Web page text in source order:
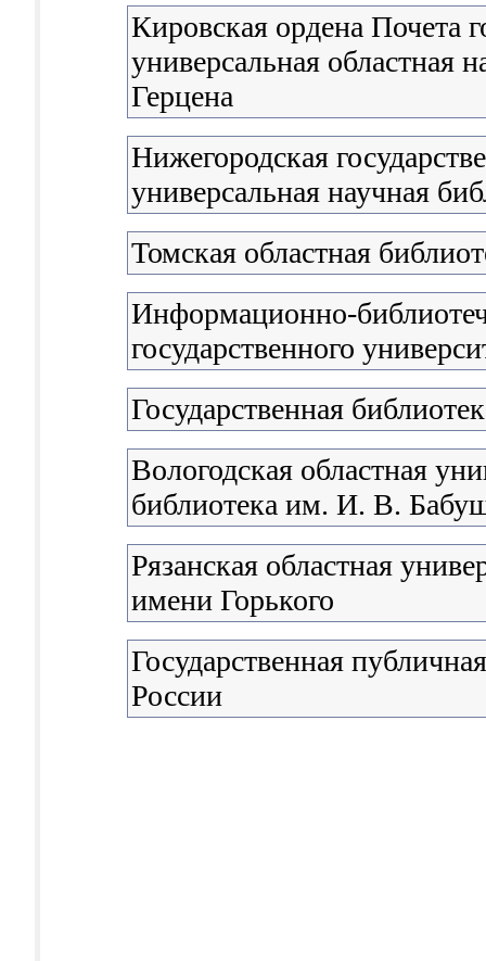
Кировская ордена Почета
универсальная областная
Герцена
Нижегородская
универсальная научная
Томская областная
Информационно-
государственного
Государственная
Вологодская областная
библиотека им. И. В.
Рязанская областная
имени Горького
Государственная
России